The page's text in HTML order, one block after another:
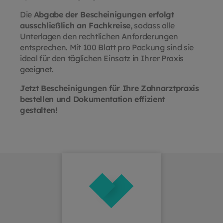
zu werden.
Die Abgabe der Bescheinigungen erfolgt
ausschließlich an Fachkreise, sodass alle
Unterlagen den rechtlichen Anforderungen
entsprechen. Mit 100 Blatt pro Packung sind sie
ideal für den täglichen Einsatz in Ihrer Praxis
geeignet.
Jetzt Bescheinigungen für Ihre Zahnarztpraxis
bestellen und Dokumentation effizient
gestalten!